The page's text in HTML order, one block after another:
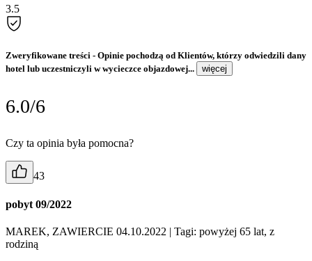
3.5
Zweryfikowane treści - Opinie pochodzą od Klientów, którzy odwiedzili dany
hotel lub uczestniczyli w wycieczce objazdowej...
więcej
6.0/6
Czy ta opinia była pomocna?
43
pobyt 09/2022
MAREK, ZAWIERCIE 04.10.2022 | Tagi: powyżej 65 lat, z
rodziną